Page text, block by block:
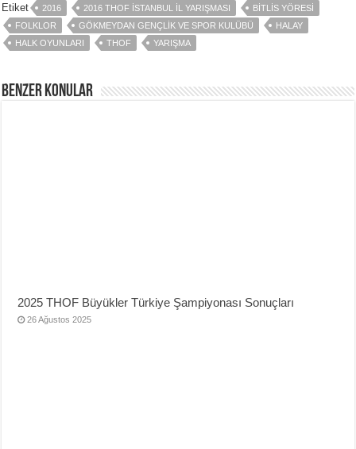
Etiket 2016 2016 THOF ISTANBUL IL YARIŞMASI
BITLIS YÖRESI
FOLKLOR
GÖKMEYDAN GENÇLIK VE SPOR KULÜBÜ
HALAY
HALK OYUNLARI
THOF YARIŞMA
Benzer Konular
2025 THOF Büyükler Türkiye Şampiyonası Sonuçları
26 Ağustos 2025